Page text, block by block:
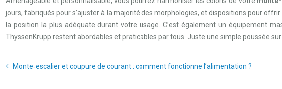
jours, fabriqués pour s’ajuster à la majorité des morphologies, et dispositions pour
la position la plus adéquate durant votre usage. C’est également un équipement
ThyssenKrupp restent abordables et praticables par tous. Juste une simple poussée
Monte‑escalier et coupure de courant : comment fonctionne l’alimentation ?